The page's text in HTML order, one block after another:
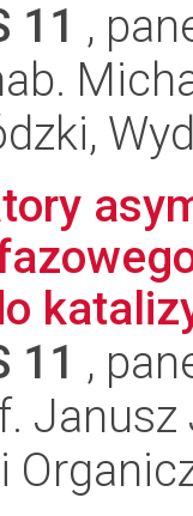
11 ,
11 ,
Janusz